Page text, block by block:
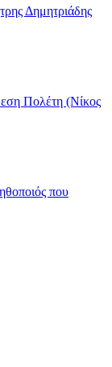
Δημητριάδης
Πολέτη (Νίκος
που